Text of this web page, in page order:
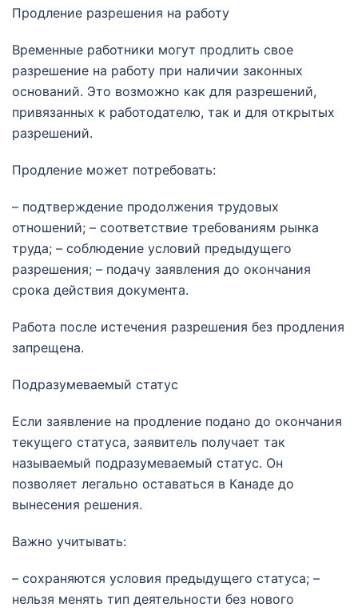
Продление разрешения на работу
Временные работники могут продлить свое
разрешение на работу при наличии законных
оснований. Это возможно как для разрешений,
привязанных к работодателю, так и для открытых
разрешений.
Продление может потребовать:
– подтверждение продолжения трудовых
отношений; – соответствие требованиям рынка
труда; – соблюдение условий предыдущего
разрешения; – подачу заявления до окончания
срока действия документа.
Работа после истечения разрешения без продления
запрещена.
Подразумеваемый статус
Если заявление на продление подано до окончания
текущего статуса, заявитель получает так
называемый подразумеваемый статус. Он
позволяет легально оставаться в Канаде до
вынесения решения.
Важно учитывать:
– сохраняются условия предыдущего статуса; –
нельзя менять тип деятельности без нового